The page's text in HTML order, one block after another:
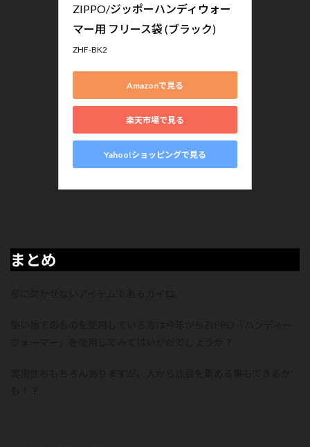
ZIPPO/ジッポーハンディウォー
マー用 フリース袋 (ブラック)
ZHF-BK2
Amazonで見る
楽天市場で見る
Yahoo!ショッピングで見る
まとめ